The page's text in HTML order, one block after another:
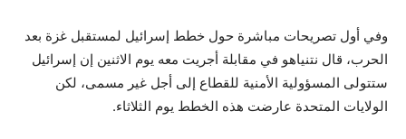
وفي أول تصريحات مباشرة حول خطط إسرائيل لمستقبل غزة بعد
الحرب، قال نتنياهو في مقابلة أجريت معه يوم الاثنين إن إسرائيل
ستتولى المسؤولية الأمنية للقطاع إلى أجل غير مسمى، لكن
الولايات المتحدة عارضت هذه الخطط يوم الثلاثاء.